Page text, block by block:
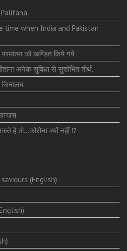
when India and Pakistan
को खण्डित किये गये
अनेक सुविधा से सुशोभित तीर्थ.
है तो…कोरोना क्यों नहीं ⁉️
(English)